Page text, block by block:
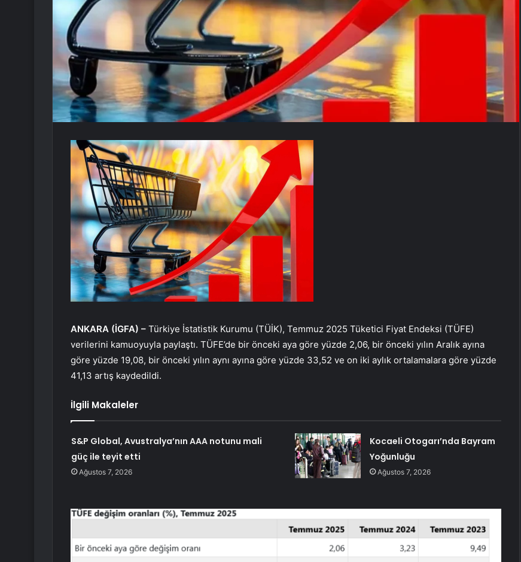
ANKARA (İGFA) – Türkiye İstatistik Kurumu (TÜİK), Temmuz 2025 Tüketici Fiyat Endeksi (TÜFE)
verilerini kamuoyuyla paylaştı. TÜFE’de bir önceki aya göre yüzde 2,06, bir önceki yılın Aralık ayına
göre yüzde 19,08, bir önceki yılın aynı ayına göre yüzde 33,52 ve on iki aylık ortalamalara göre yüzde
41,13 artış kaydedildi.
İlgili Makaleler
S&P Global, Avustralya’nın AAA notunu mali
güç ile teyit etti
Ağustos 7, 2026
Kocaeli Otogarı’nda Bayram
Yoğunluğu
Ağustos 7, 2026